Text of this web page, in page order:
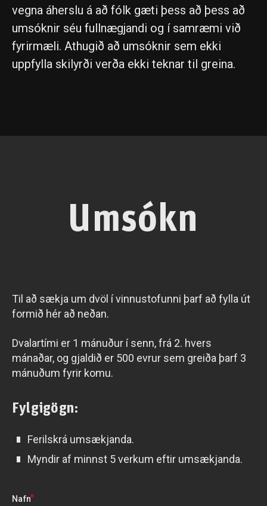
vegna áherslu á að fólk gæti þess að þess að
umsóknir séu fullnægjandi og í samræmi við
fyrirmæli. Athugið að umsóknir sem ekki
uppfylla skilyrði verða ekki teknar til greina.
Umsókn
Til að sækja um dvöl í vinnustofunni þarf að fylla út
formið hér að neðan.
Dvalartími er 1 mánuður í senn, frá 2. hvers
mánaðar, og gjaldið er 500 evrur sem greiða þarf 3
mánuðum fyrir komu.
Fylgigögn:
Ferilskrá umsækjanda.
Myndir af minnst 5 verkum eftir umsækjanda.
Nafn*